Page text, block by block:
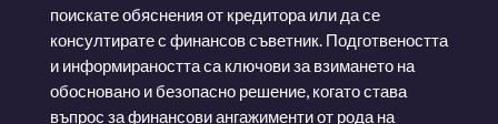
поискате обяснения от кредитора или да се
консултирате с финансов съветник. Подготвеността
и информираността са ключови за взимането на
обосновано и безопасно решение, когато става
въпрос за финансови ангажименти от рода на